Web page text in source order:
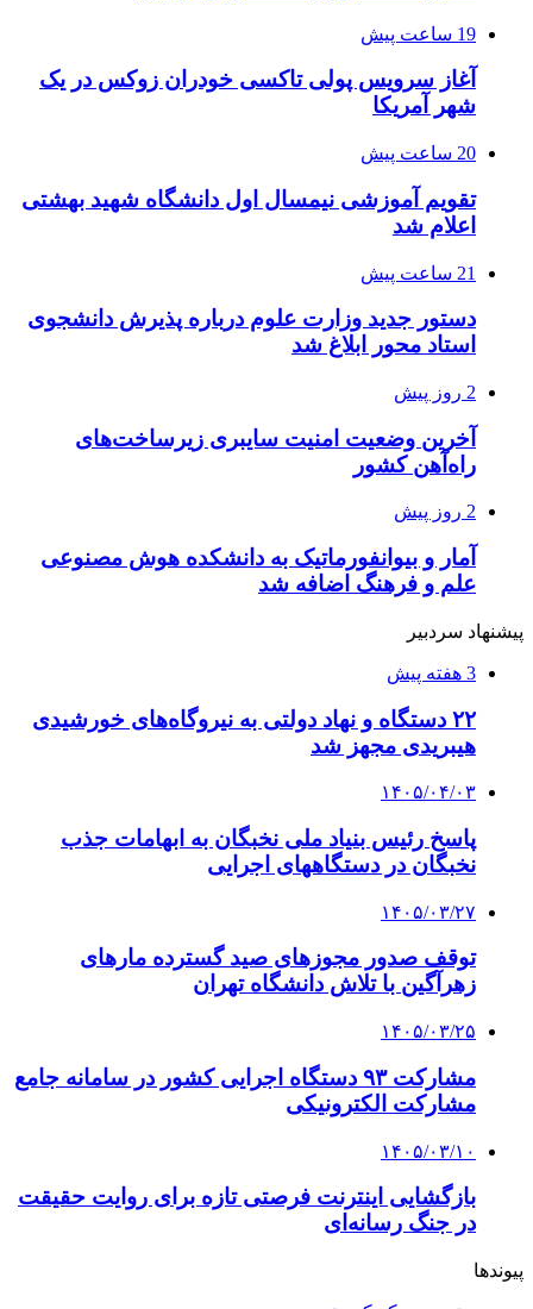
19 ساعت پیش
آغاز سرویس پولی تاکسی خودران زوکس در یک
شهر آمریکا
20 ساعت پیش
تقویم آموزشی نیمسال اول دانشگاه شهید بهشتی
اعلام شد
21 ساعت پیش
دستور جدید وزارت علوم درباره پذیرش دانشجوی
استاد محور ابلاغ شد
2 روز پیش
آخرین وضعیت امنیت سایبری زیرساخت‌های
راه‌آهن کشور
2 روز پیش
آمار و بیوانفورماتیک به دانشکده هوش مصنوعی
علم و فرهنگ اضافه شد
پیشنهاد سردبیر
3 هفته پیش
۲۲ دستگاه و نهاد دولتی به نیروگاه‌های خورشیدی
هیبریدی مجهز شد
۱۴۰۵/۰۴/۰۳
پاسخ رئیس بنیاد ملی نخبگان به ابهامات جذب
نخبگان در دستگاههای اجرایی
۱۴۰۵/۰۳/۲۷
توقف صدور مجوزهای صید گسترده مارهای
زهرآگین با تلاش دانشگاه تهران
۱۴۰۵/۰۳/۲۵
مشارکت ۹۳ دستگاه اجرایی کشور در سامانه جامع
مشارکت الکترونیکی
۱۴۰۵/۰۳/۱۰
بازگشایی اینترنت فرصتی تازه برای روایت حقیقت
در جنگ رسانه‌ای
پیوندها